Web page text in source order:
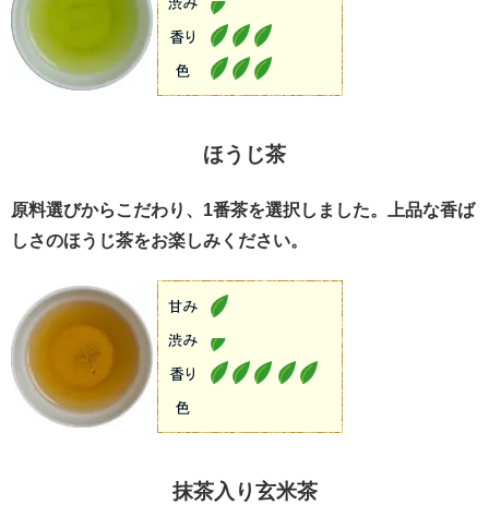
ほうじ茶
原料選びからこだわり、1番茶を選択しました。上品な香ば
しさのほうじ茶をお楽しみください。
抹茶入り玄米茶